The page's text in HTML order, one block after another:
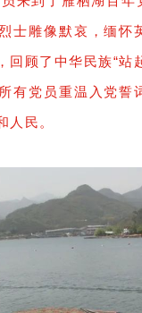
士雕像默哀，缅
回顾了中华民族“
有党员重温入党
人民。